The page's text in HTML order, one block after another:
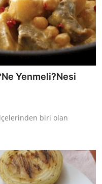
Yenmeli?Nesi
biri olan